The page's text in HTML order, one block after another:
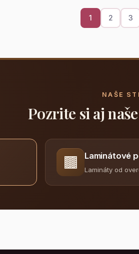
1 2 3
NAŠE
Pozrite si aj
🟫 Laminátové
Lamináty od